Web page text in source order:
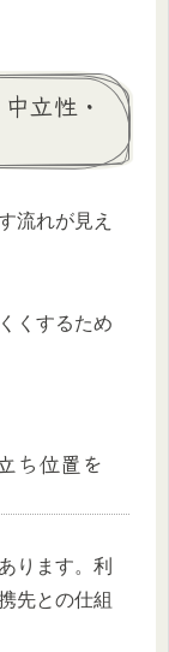
立性・
流れが見え
くするため
ち位置を
ります。利
先との仕組